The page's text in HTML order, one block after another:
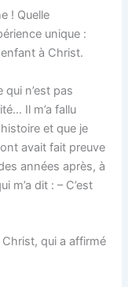
! Quelle
unique :
à Christ.
n’est pas
Il m’a fallu
et que je
avait fait preuve
années après, à
m’a dit : – C’est
qui a affirmé